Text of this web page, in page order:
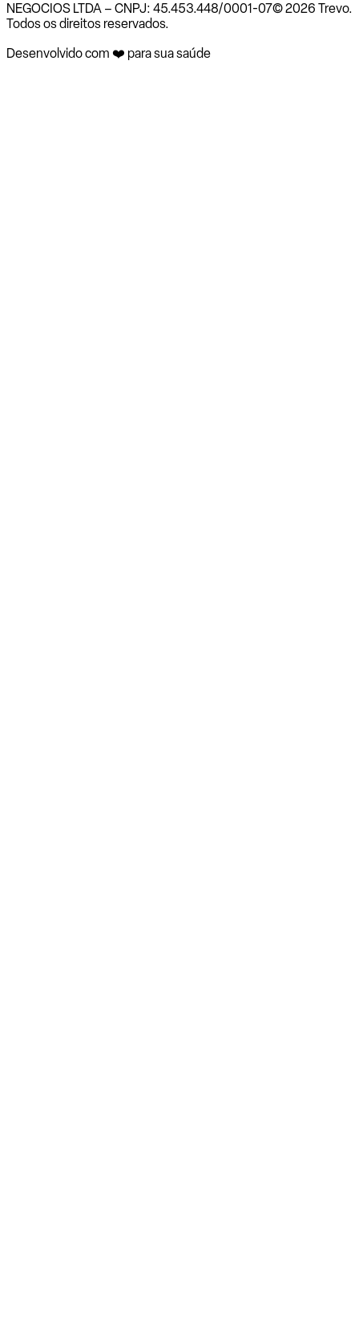
NEGOCIOS LTDA – CNPJ: 45.453.448/0001-07© 2026 Trevo.
Todos os direitos reservados.
Desenvolvido com ❤️ para sua saúde